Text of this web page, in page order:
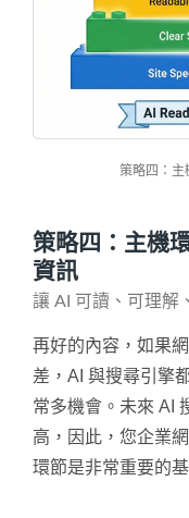
策略四：主
策略四：主機
資訊
讓 AI 可讀、可理解
再好的內容，如果
差，AI 與搜尋引擎
常多機會。未來 AI
高，因此，您企業
環節是非常重要的